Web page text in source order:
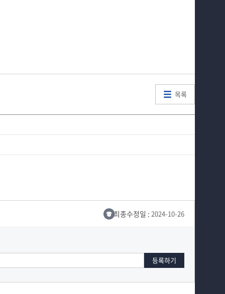
목록
최종수정일 : 2024-10-26